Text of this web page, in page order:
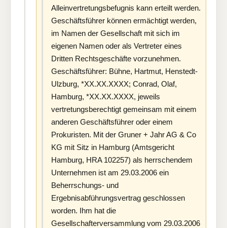
Alleinvertretungsbefugnis kann erteilt werden.
Geschäftsführer können ermächtigt werden,
im Namen der Gesellschaft mit sich im
eigenen Namen oder als Vertreter eines
Dritten Rechtsgeschäfte vorzunehmen.
Geschäftsführer: Bühne, Hartmut, Henstedt-
Ulzburg, *XX.XX.XXXX; Conrad, Olaf,
Hamburg, *XX.XX.XXXX, jeweils
vertretungsberechtigt gemeinsam mit einem
anderen Geschäftsführer oder einem
Prokuristen. Mit der Gruner + Jahr AG & Co
KG mit Sitz in Hamburg (Amtsgericht
Hamburg, HRA 102257) als herrschendem
Unternehmen ist am 29.03.2006 ein
Beherrschungs- und
Ergebnisabführungsvertrag geschlossen
worden. Ihm hat die
Gesellschafterversammlung vom 29.03.2006